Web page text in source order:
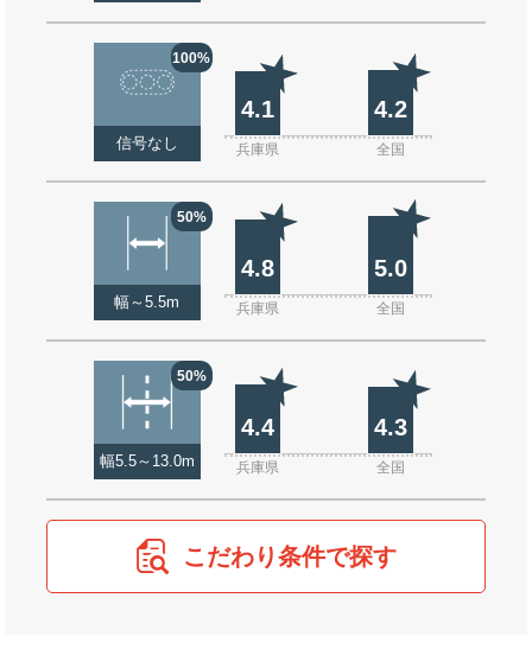
100%
信号なし
4.1 4.2
兵庫県 全国
50%
幅～5.5m
4.8 5.0
兵庫県 全国
50%
幅5.5～13.0m
4.4 4.3
兵庫県 全国
こだわり条件で探す